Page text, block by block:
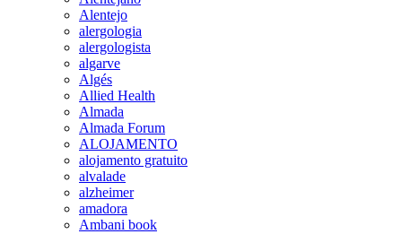
Alentejo
alergologia
alergologista
algarve
Algés
Allied Health
Almada
Almada Forum
ALOJAMENTO
alojamento gratuito
alvalade
alzheimer
amadora
Ambani book